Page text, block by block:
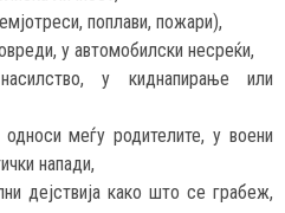
поплави, пожари),
y автомобилски несреќи,
y киднапирање или
меѓу родителите, y воени
напади,
дејствија како што се грабеж,